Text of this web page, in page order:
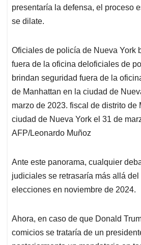
presentaría la defensa, el proceso
se dilate.
Oficiales de policía de Nueva York
fuera de la oficina deloficiales de
brindan seguridad fuera de la
de Manhattan en la ciudad de
marzo de 2023. fiscal de distrito de
ciudad de Nueva York el 31 de
AFP/Leonardo Muñoz
Ante este panorama, cualquier
judiciales se retrasaría más allá
elecciones en noviembre de 2024.
Ahora, en caso de que Donald
comicios se trataría de un